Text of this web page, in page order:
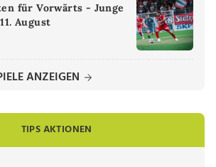
für Vorwärts - Junge
August
ANZEIGEN
TIPS AKTIONEN